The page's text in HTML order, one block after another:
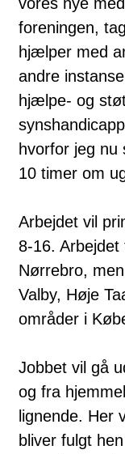
foreningen,
hjælper med
andre
hjælpe- og
hvorfor jeg nu
10 timer om
Arbejdet vil
8-16.
Nørrebro,
Valby, Høje
områder i
Jobbet vil gå
og fra
lignende. Her
bliver fulgt